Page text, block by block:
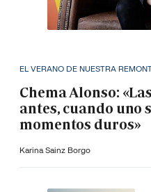
EL VERANO DE NUESTRA
Chema Alonso:
antes, cuando uno
momentos duros»
Karina Sainz Borgo